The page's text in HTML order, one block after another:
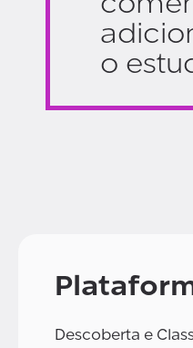
o
Descoberta e